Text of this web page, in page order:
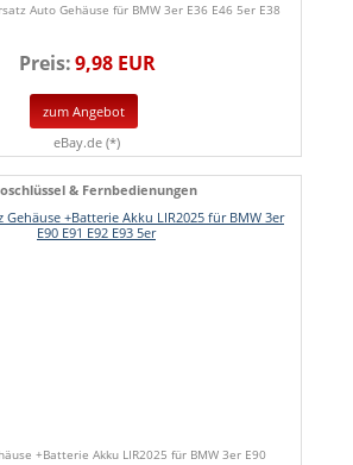
Auto Gehäuse für BMW 3er E36 E46 5er E38
Preis:9,98 EUR
zum Angebot
eBay.de (*)
& Fernbedienungen
+Batterie Akku LIR2025 für BMW 3er E90